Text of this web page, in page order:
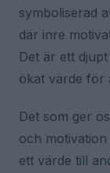
symboliserad
där inre
Det är ett
ökat värde för
Det som ger
och
ett värde till